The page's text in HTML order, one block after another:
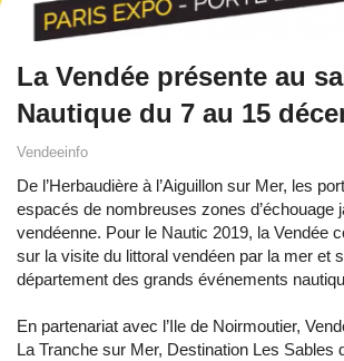
La Vendée présente au
Nautique du 7 au 15
Vendeeinfo
De l’Herbaudière à l’Aiguillon sur Mer, les
espacés de nombreuses zones d’échouage
vendéenne. Pour le Nautic 2019, la Vendée
sur la visite du littoral vendéen par la mer et
département des grands événements
En partenariat avec l’Ile de Noirmoutier,
La Tranche sur Mer, Destination Les Sables